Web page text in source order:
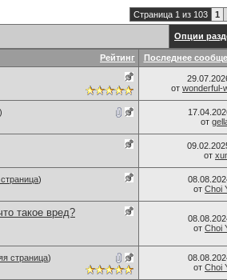
Страница 1 из 103 1
Опции
Рейтинг Последнее
от wonderful-
)
от
от
)
от Choi
такое вред?
от Choi
страница)
от Choi